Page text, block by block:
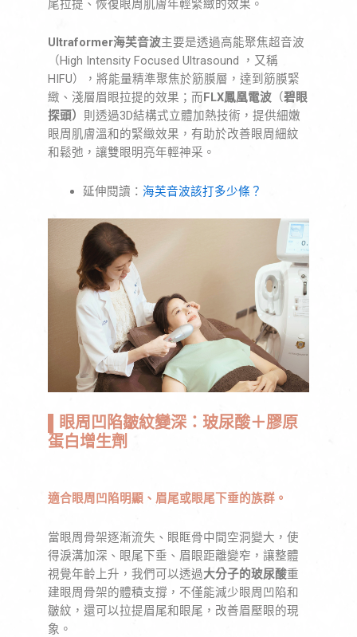
尾拉提、恢復眼周肌膚年輕緊緻的效果。
Ultraformer海芙音波主要是透過高能聚焦超音波
（High Intensity Focused Ultrasound ，又稱
HIFU），將能量精準聚焦於筋膜層，達到筋膜緊
緻、淺層眉眼拉提的效果；而FLX鳳凰電波 （碧眼
探頭） 則透過3D結構式立體加熱技術，提供細嫩
眼周肌膚溫和的緊緻效果，有助於改善眼周細紋
和鬆弛，讓雙眼明亮年輕神采。
延伸閱讀： 海芙音波該打多少條？
▌眼周凹陷皺紋變深：玻尿酸＋膠原
蛋白增生劑
適合眼周凹陷明顯、眉尾或眼尾下垂的族群。
當眼周骨架逐漸流失、眼眶骨中間空洞變大，使
得淚溝加深、眼尾下垂、眉眼距離變窄，讓整體
視覺年齡上升，我們可以透過大分子的玻尿酸重
建眼周骨架的體積支撐，不僅能減少眼周凹陷和
皺紋，還可以拉提眉尾和眼尾，改善眉壓眼的現
象。